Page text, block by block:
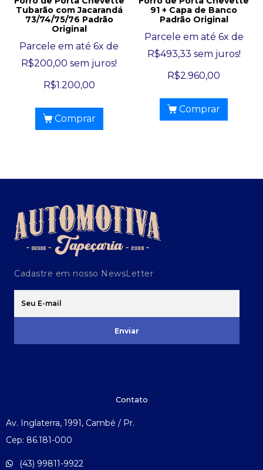
Tubarão com Jacarandá
73/74/75/76 Padrão
Original
Parcele em até 6x de
R$200,00 sem juros!
R$1.200,00
Comprar
91 + Capa de Banco
Padrão Original
Parcele em até 6x de
R$493,33 sem juros!
R$2.960,00
Comprar
Cadastre em nosso NewsLetter
Enviar
Contato
Av. Inglaterra, 1991, Cambé / Pr.
Cep: 86.181-000
(43) 99811-9922